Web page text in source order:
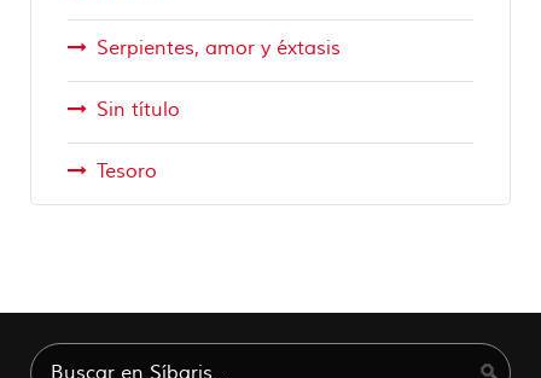
Serpientes, amor y éxtasis
Sin título
Tesoro